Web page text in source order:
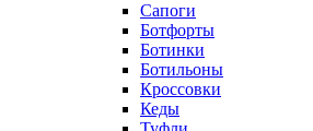
Сапоги
Ботфорты
Ботинки
Ботильоны
Кроссовки
Кеды